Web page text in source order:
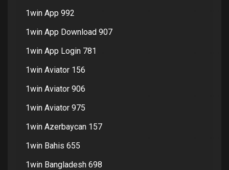
1win App 992
1win App Download 907
1win App Login 781
1win Aviator 156
1win Aviator 906
1win Aviator 975
1win Azerbaycan 157
1win Bahis 655
1win Bangladesh 698